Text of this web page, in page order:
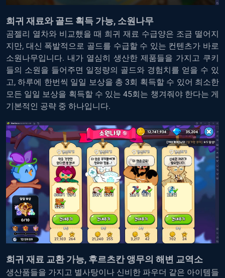
희귀 재료와 골드 획득 가능, 소원나무
곰젤리 열차와 비교했을 때 희귀 재료 수급양은 조금 떨어지
지만, 대신 폭발적으로 골드를 수급할 수 있는 컨텐츠가 바로
소원나무입니다. 내가 열심히 생산한 제품들을 가지고 쿠키
들의 소원을 들어주면 일정량의 골드와 경험치를 얻을 수 있
고, 하루에 한번씩 일일 보상을 총 3회 획득할 수 있어 최소한
모든 일일 보상을 획득할 수 있는 45회는 챙겨줘야 한다는 게
기본적인 공략 중 하나입니다.
희귀 재료 교환 가능, 후르츠칸 앵무의 해변 교역소
생산품들을 가지고 별사탕이나 신비한 파우더 같은 아이템들